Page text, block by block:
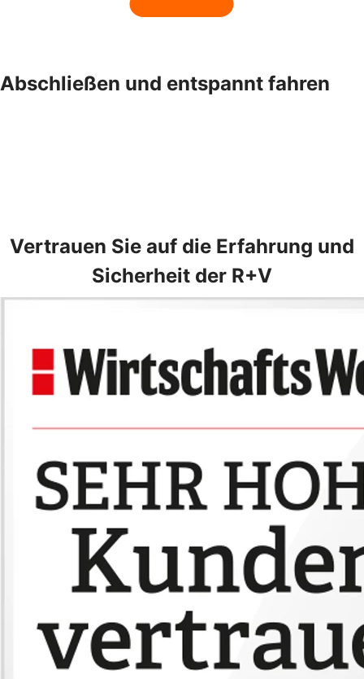
Abschließen und entspannt fahren
Vertrauen Sie auf die Erfahrung und
Sicherheit der R+V